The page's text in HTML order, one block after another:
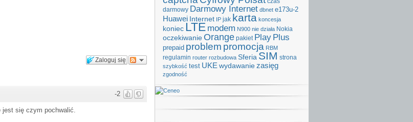
Zaloguj się
-2
jest się czym pochwalić.
darmowy Darmowy Internet dbnet e173u-2
Huawei Internet IP jak karta koncesja
koniec LTE modem N900 nie działa Nokia
oczekiwanie Orange pakiet Play Plus
prepaid problem promocja RBM
regulamin router rozbudowa Sferia SIM strona
szybkość test UKE wydawaniezasięg
zgodność